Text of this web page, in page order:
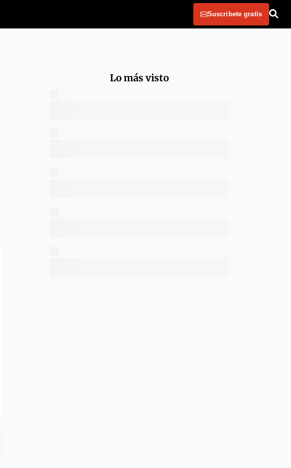
Suscribete gratis
Lo más visto